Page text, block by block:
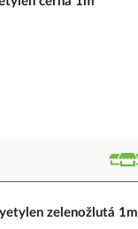
zelenožlutá 1m